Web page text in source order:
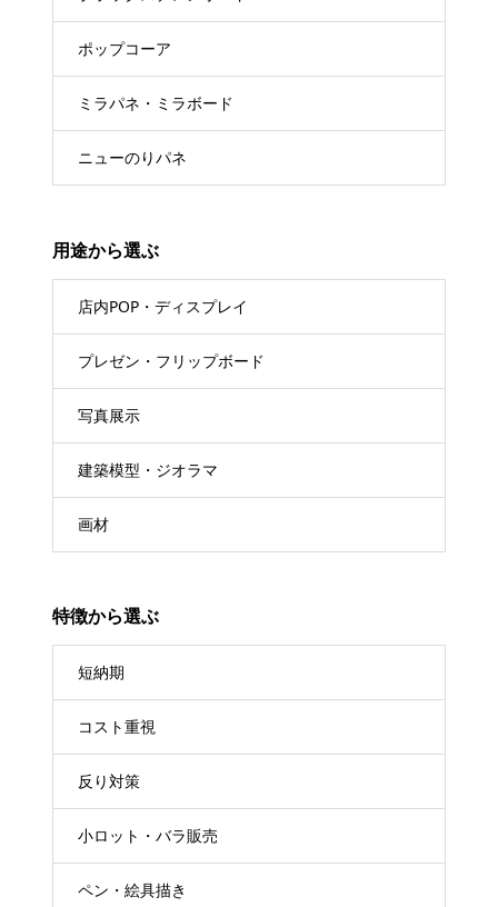
ポップコーア
ミラパネ・ミラボード
ニューのりパネ
用途から選ぶ
店内POP・ディスプレイ
プレゼン・フリップボード
写真展示
建築模型・ジオラマ
画材
特徴から選ぶ
短納期
コスト重視
反り対策
小ロット・バラ販売
ペン・絵具描き